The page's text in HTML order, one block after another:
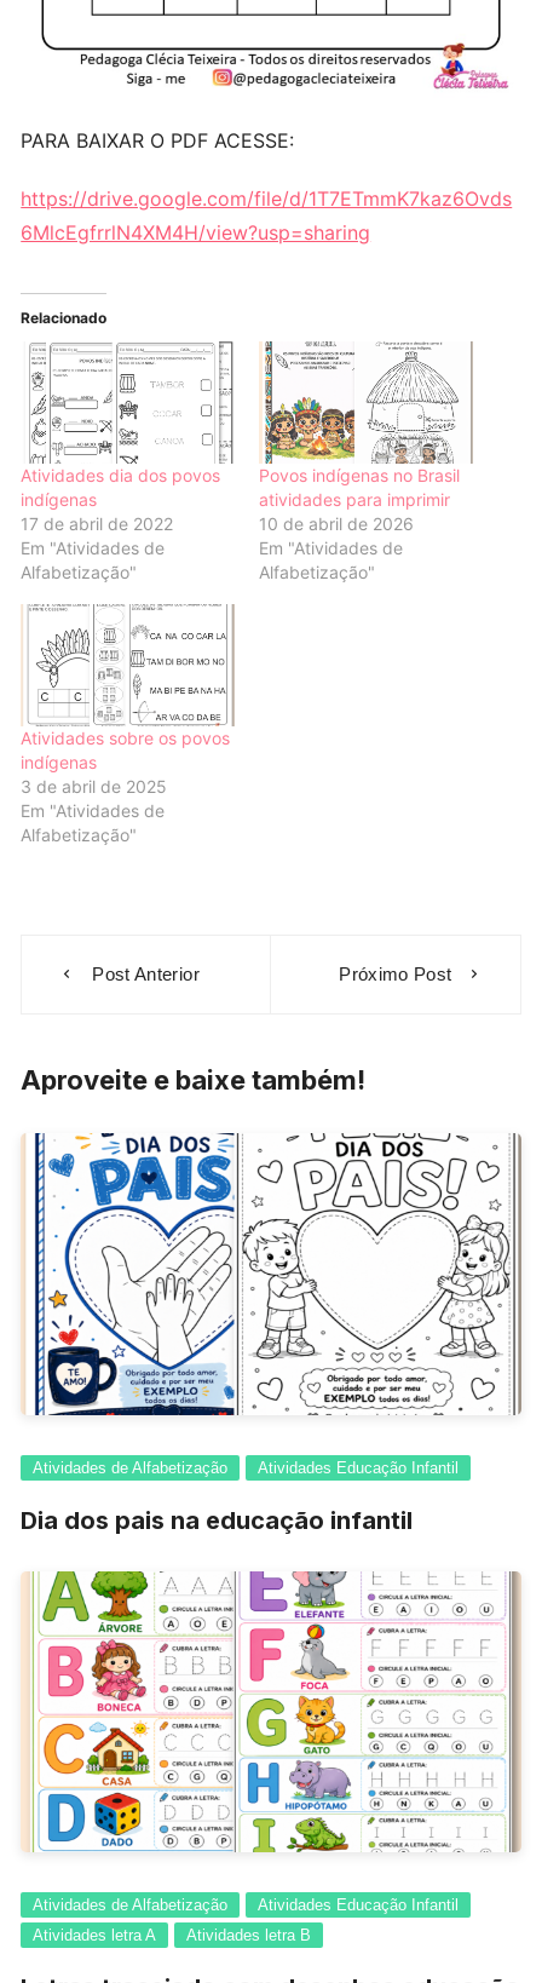
PARA BAIXAR O PDF ACESSE:
https://drive.google.com/file/d/1T7ETmmK7kaz6Ovds
6MlcEgfrrlN4XM4H/view?usp=sharing
Relacionado
Atividades dia dos povos
indígenas
17 de abril de 2022
Em "Atividades de
Alfabetização"
Povos indígenas no Brasil
atividades para imprimir
10 de abril de 2026
Em "Atividades de
Alfabetização"
Atividades sobre os povos
indígenas
3 de abril de 2025
Em "Atividades de
Alfabetização"
Post Anterior Próximo Post
Aproveite e baixe também!
Atividades de Alfabetização Atividades Educação Infantil
Dia dos pais na educação infantil
Atividades de Alfabetização
Atividades Educação Infantil
Atividades letra A
Atividades letra B